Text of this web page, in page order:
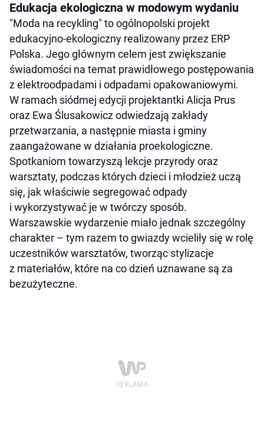
Edukacja ekologiczna w modowym wydaniu
"Moda na recykling" to ogólnopolski projekt
edukacyjno-ekologiczny realizowany przez ERP
Polska. Jego głównym celem jest zwiększanie
świadomości na temat prawidłowego postępowania
z elektroodpadami i odpadami opakowaniowymi.
W ramach siódmej edycji projektantki Alicja Prus
oraz Ewa Ślusakowicz odwiedzają zakłady
przetwarzania, a następnie miasta i gminy
zaangażowane w działania proekologiczne.
Spotkaniom towarzyszą lekcje przyrody oraz
warsztaty, podczas których dzieci i młodzież uczą
się, jak właściwie segregować odpady
i wykorzystywać je w twórczy sposób.
Warszawskie wydarzenie miało jednak szczególny
charakter – tym razem to gwiazdy wcieliły się w rolę
uczestników warsztatów, tworząc stylizacje
z materiałów, które na co dzień uznawane są za
bezużyteczne.